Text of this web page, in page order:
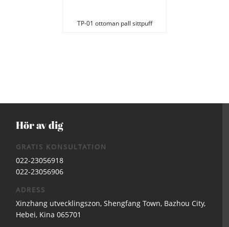
TP-01 ottoman pall sittpuff
Hör av dig
GRATIS KONSULTATION
022-23056918
022-23056906
ADRESS
Xinzhang utvecklingszon, Shengfang Town, Bazhou City,
Hebei, Kina 065701